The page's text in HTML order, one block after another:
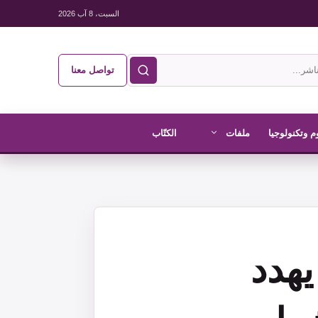
السبت، 8 آب 2026
تواصل معنا
وتكنولوجيا ملفات الكتّاب